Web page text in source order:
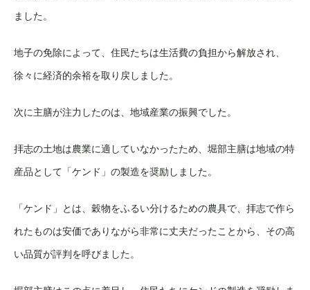
ました。
地子の免除によって、住民たちは生活費の負担から解放され、
徐々に経済的余裕を取り戻しました。
次に主膳が注力したのは、地域産業の振興でした。
拝志の土地は農業に適していなかったため、堀部主膳は地域の特
産品として「ケンド」の製造を奨励しました。
「ケンド」とは、穀物をふるい分けるための農具で、拝志で作ら
れたものは安価でありながら非常に丈夫だったことから、その高
い品質が評判を呼びました。